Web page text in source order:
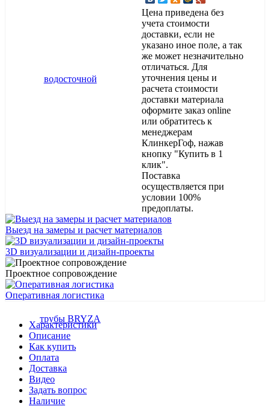
Цена приведена без
учета стоимости
доставки, если не
указано иное поле, а так
же может незначительно
отличаться. Для
уточнения цены и
расчета стоимости
доставки материала
оформите заказ online
или обратитесь к
менеджерам
КлинкерГоф, нажав
кнопку "Купить в 1
клик".
Поставка
осуществляется при
условии 100%
предоплаты.
Выезд на замеры и расчет материалов
3D визуализации и дизайн-проекты
Проектное сопровождение
Оперативная логистика
Характеристики
Описание
Как купить
Оплата
Доставка
Видео
Задать вопрос
Наличие